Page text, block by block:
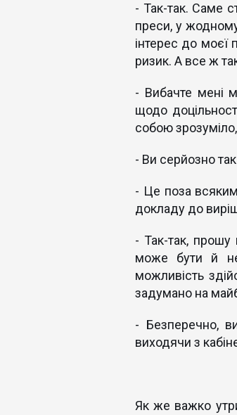
- Так-так. Саме
преси, у
інтерес до моєї
ризик. А все ж
- Вибачте мені
щодо
собою
- Ви серйозно
- Це поза
докладу до
- Так-так,
може бути й
можливість
задумано на
- Безперечно,
виходячи з
Як же важко